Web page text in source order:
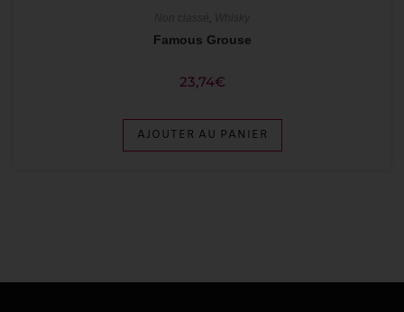
,
Famous Grouse
23,74€
AJOUTER AU PANIER